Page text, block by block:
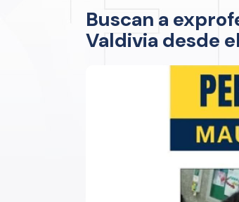
Buscan a
Valdivia desde